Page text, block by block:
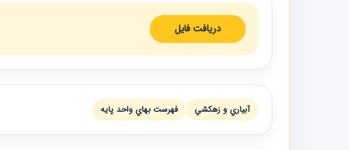
دریافت فایل
آبياري و زهكشي فهرست بهاي واحد پايه